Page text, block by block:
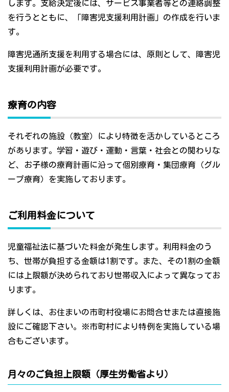
します。支給決定後には、サービス事業者等との連絡調整
を行うとともに、「障害児支援利用計画」の作成を行いま
す。
障害児通所支援を利用する場合には、原則として、障害児
支援利用計画が必要です。
療育の内容
それぞれの施設（教室）により特徴を活かしているところ
があります。学習・遊び・運動・言葉・社会との関わりな
ど、お子様の療育計画に沿って個別療育・集団療育（グル
ープ療育）を実施しております。
ご利用料金について
児童福祉法に基づいた料金が発生します。利用料金のう
ち、世帯が負担する金額は1割です。また、その1割の金額
には上限額が決められており世帯収入によって異なってお
ります。
詳しくは、お住まいの市町村役場にお問合せまたは直接施
設にご確認下さい。※市町村により特例を実施している場
合もございます。
月々のご負担上限額（厚生労働省より）